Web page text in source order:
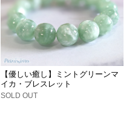
【優しい癒し】ミントグリーンマ
イカ・ブレスレット
SOLD OUT